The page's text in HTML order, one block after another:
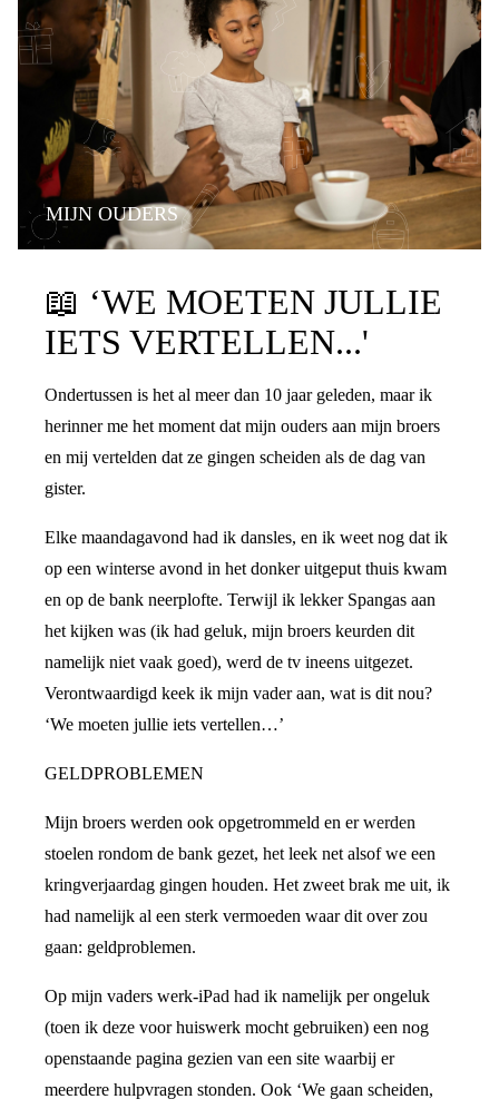
MIJN OUDERS
📖 ‘WE MOETEN JULLIE
IETS VERTELLEN...'
Ondertussen is het al meer dan 10 jaar geleden, maar ik
herinner me het moment dat mijn ouders aan mijn broers
en mij vertelden dat ze gingen scheiden als de dag van
gister.
Elke maandagavond had ik dansles, en ik weet nog dat ik
op een winterse avond in het donker uitgeput thuis kwam
en op de bank neerplofte. Terwijl ik lekker Spangas aan
het kijken was (ik had geluk, mijn broers keurden dit
namelijk niet vaak goed), werd de tv ineens uitgezet.
Verontwaardigd keek ik mijn vader aan, wat is dit nou?
‘We moeten jullie iets vertellen…’
GELDPROBLEMEN
Mijn broers werden ook opgetrommeld en er werden
stoelen rondom de bank gezet, het leek net alsof we een
kringverjaardag gingen houden. Het zweet brak me uit, ik
had namelijk al een sterk vermoeden waar dit over zou
gaan: geldproblemen.
Op mijn vaders werk-iPad had ik namelijk per ongeluk
(toen ik deze voor huiswerk mocht gebruiken) een nog
openstaande pagina gezien van een site waarbij er
meerdere hulpvragen stonden. Ook ‘We gaan scheiden,